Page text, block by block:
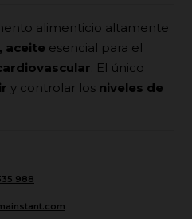
alimenticio altamente
aceite esencial para el
. El único
y controlar los niveles de
988